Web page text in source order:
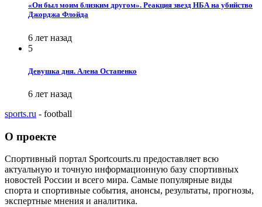
«Он был моим близким другом». Реакция звезд НБА на убийство
Джорджа Флойда
6 лет назад
5
Девушка дня. Алена Остапенко
6 лет назад
sports.ru - football
О проекте
Спортивный портал Sportcourts.ru предоставляет всю
актуальную и точную информационную базу спортивных
новостей России и всего мира. Самые популярные виды
спорта и спортивные события, анонсы, результаты, прогнозы,
экспертные мнения и аналитика.